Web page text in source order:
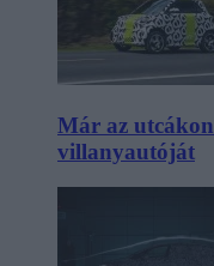
Már az
villanyautóját